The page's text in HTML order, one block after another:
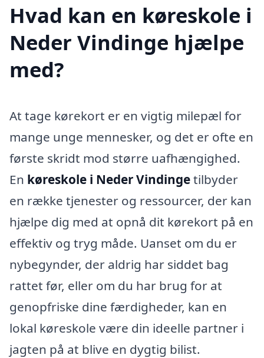
Hvad kan en køreskole i
Neder Vindinge hjælpe
med?
At tage kørekort er en vigtig milepæl for
mange unge mennesker, og det er ofte en
første skridt mod større uafhængighed.
En køreskole i Neder Vindingetilbyder
en række tjenester og ressourcer, der kan
hjælpe dig med at opnå dit kørekort på en
effektiv og tryg måde. Uanset om du er
nybegynder, der aldrig har siddet bag
rattet før, eller om du har brug for at
genopfriske dine færdigheder, kan en
lokal køreskole være din ideelle partner i
jagten på at blive en dygtig bilist.